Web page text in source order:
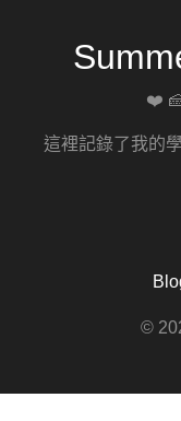
❤️
這裡記錄了我的
©